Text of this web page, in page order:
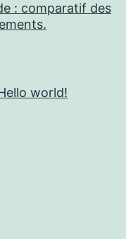
: comparatif des
world!